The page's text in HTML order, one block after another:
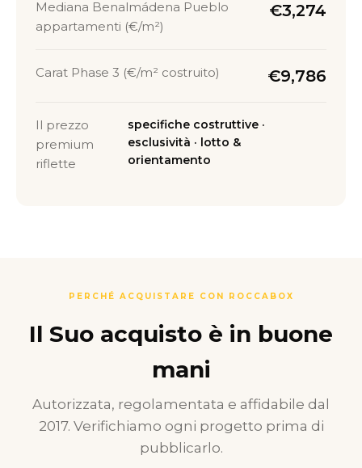
Mediana Benalmádena Pueblo
appartamenti (€/m²)
€3,274
Carat Phase 3 (€/m² costruito) €9,786
Il prezzo
premium
riflette
specifiche costruttive ·
esclusività · lotto &
orientamento
PERCHÉ ACQUISTARE CON ROCCABOX
Il Suo acquisto è in buone
mani
Autorizzata, regolamentata e affidabile dal
2017. Verifichiamo ogni progetto prima di
pubblicarlo.